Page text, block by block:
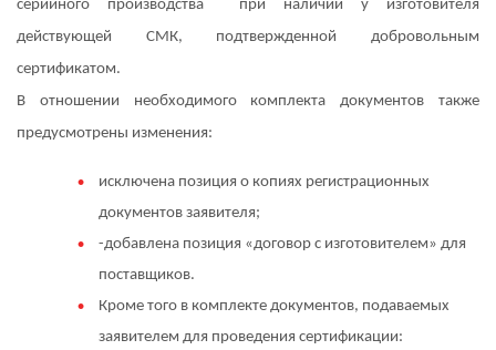
серийного производства при наличии у изготовителя
действующей СМК, подтвержденной добровольным
сертификатом.
В отношении необходимого комплекта документов также
предусмотрены изменения:
исключена позиция о копиях регистрационных
документов заявителя;
-добавлена позиция «договор с изготовителем» для
поставщиков.
Кроме того в комплекте документов, подаваемых
заявителем для проведения сертификации: